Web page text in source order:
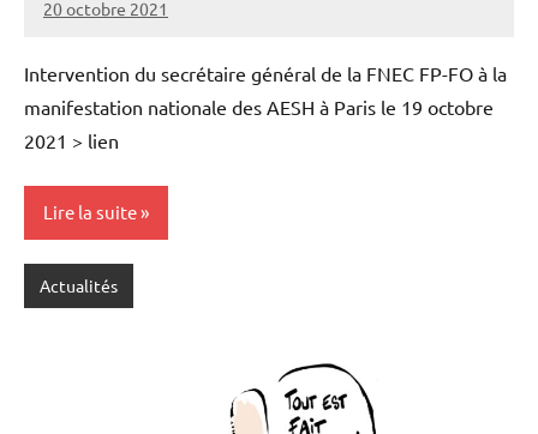
20 octobre 2021
SNFOLC44
Intervention du secrétaire général de la FNEC FP-FO à la
manifestation nationale des AESH à Paris le 19 octobre
2021 > lien
Lire la suite
Actualités